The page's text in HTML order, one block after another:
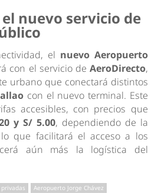
nuevo servicio de
el nuevo Aeropuerto
con el servicio de AeroDirecto,
urbano que conectará distintos
con el nuevo terminal. Este
accesibles, con precios que
y S/ 5.00, dependiendo de la
que facilitará el acceso a los
aún más la logística del
Aeropuerto Jorge Chávez